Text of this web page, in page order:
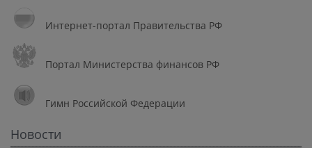
Интернет-портал Правительства РФ
Портал Министерства финансов РФ
Гимн Российской Федерации
Новости